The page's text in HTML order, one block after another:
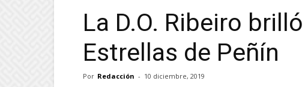
La D.O. Ribeiro
Estrellas de Peñín
Por Redacción - 10 diciembre, 2019